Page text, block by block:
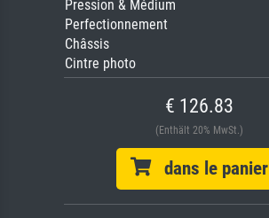
Pression & Médium
Perfectionnement
Châssis
Cintre photo
€ 126.83
(Enthält 20% MwSt.)
dans le panier